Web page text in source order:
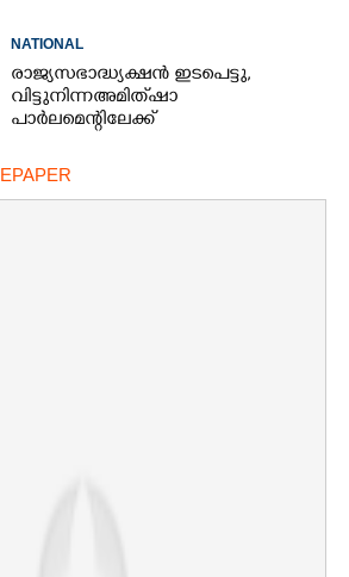
NATIONAL
രാജ്യസഭാദ്ധ്യക്ഷൻ ഇടപെട്ടു,
വിട്ടുനിന്ന അമിത് ഷാ
പാർലമെന്റിലേക്ക്
EPAPER